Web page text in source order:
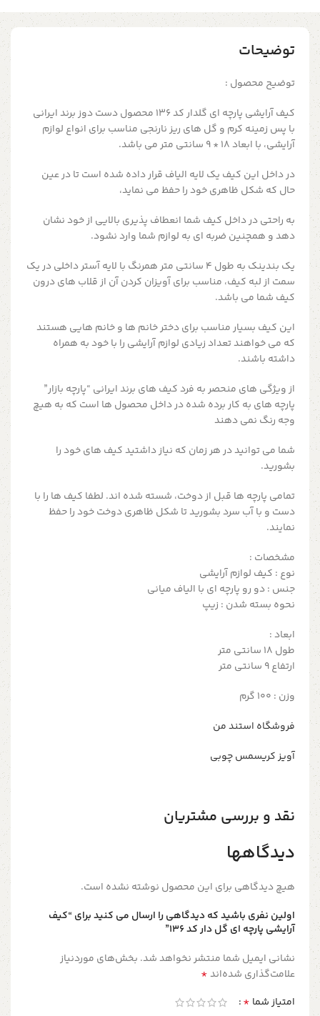
توضیحات
توضیح محصول :
کیف آرایشی پارچه ای گلدار کد 136 محصول دست دوز برند ایرانی
با پس زمینه کرم و گل های ریز نارنجی مناسب برای انواع لوازم
آرایشی، با ابعاد 18 * 9 سانتی متر می باشد.
در داخل این کیف یک لایه الیاف قرار داده شده است تا در عین
حال که شکل ظاهری خود را حفظ می نماید،
به راحتی در داخل کیف شما انعطاف پذیری بالایی از خود نشان
دهد و همچنین ضربه ای به لوازم شما وارد نشود.
یک بندینک به طول 4 سانتی متر همرنگ با لایه آستر داخلی در یک
سمت از لبه کیف، مناسب برای آویزان کردن آن از قلاب های درون
کیف شما می باشد.
این کیف بسیار مناسب برای دختر خانم ها و خانم هایی هستند
که می خواهند تعداد زیادی لوازم آرایشی را با خود به همراه
داشته باشند.
از ویژگی های منحصر به فرد کیف های برند ایرانی “پارچه بازار”
پارچه های به کار برده شده در داخل محصول ها است که به هیچ
وجه رنگ نمی دهند
شما می توانید در هر زمان که نیاز داشتید کیف های خود را
بشورید.
تمامی پارچه ها قبل از دوخت، شسته شده اند. لطفا کیف ها را با
دست و با آب سرد بشورید تا شکل ظاهری دوخت خود را حفظ
نمایند.
مشخصات :
نوع : کیف لوازم آرایشی
جنس : دو رو پارچه ای با الیاف میانی
نحوه بسته شدن : زیپ
ابعاد :
طول 18 سانتی متر
ارتفاع 9 سانتی متر
وزن : 100 گرم
فروشگاه استند من
آویز کریسمس چوبی
نقد و بررسی مشتریان
دیدگاهها
هیچ دیدگاهی برای این محصول نوشته نشده است.
اولین نفری باشید که دیدگاهی را ارسال می کنید برای “کیف
آرایشی پارچه ای گل دار کد 136”
نشانی ایمیل شما منتشر نخواهد شد. بخش‌های موردنیاز
علامت‌گذاری شده‌اند*
امتیاز شما *